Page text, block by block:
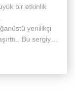
bir etkinlik
yenilikçi
Bu sergiye